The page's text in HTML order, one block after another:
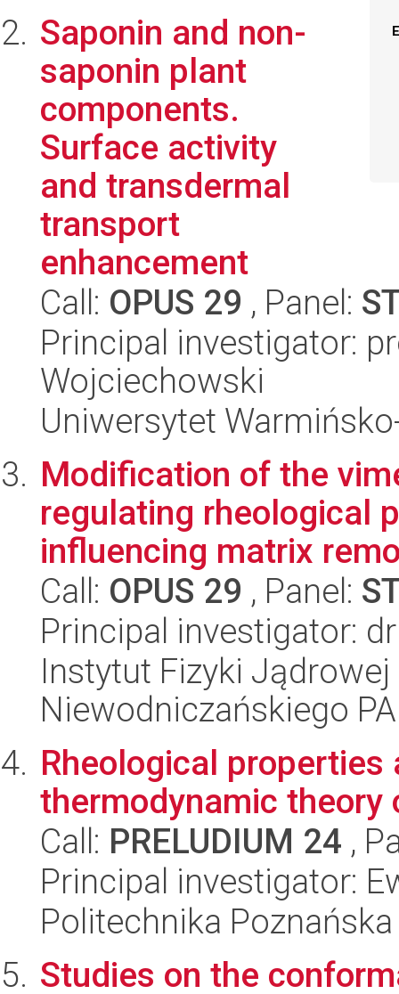
Saponin and non-
saponin plant
components.
Surface activity
and transdermal
transport
enhancement
Call: OPUS 29 , Panel:
Principal investigator:
Wojciechowski
Uniwersytet
Modification of the
regulating rheological
influencing matrix
Call: OPUS 29 , Panel:
Principal investigator:
Instytut Fizyki
Niewodniczańskiego
Rheological
thermodynamic
Call: PRELUDIUM 24 ,
Principal investigator:
Politechnika Poznańska
Studies on the